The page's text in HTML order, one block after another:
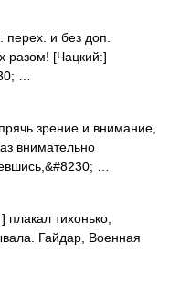
и без доп.
разом! [Чацкий:]
…
зрение и внимание,
внимательно
…
тихонько,
Гайдар, Военная